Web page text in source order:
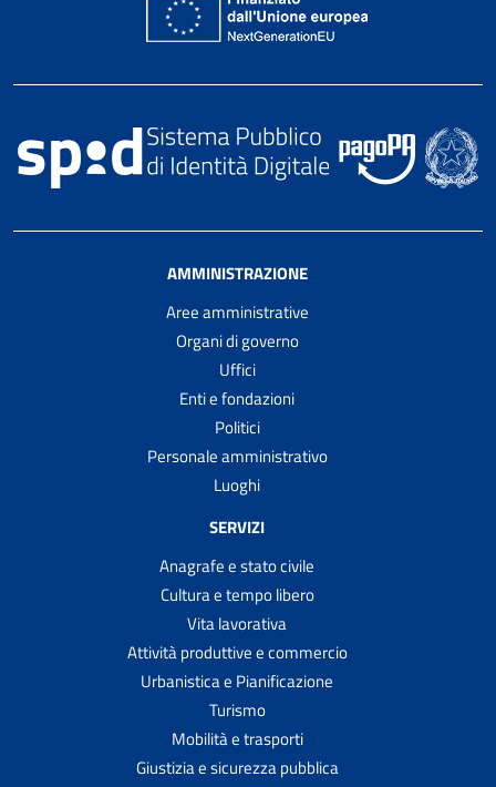
AMMINISTRAZIONE
Aree amministrative
Organi di governo
Uffici
Enti e fondazioni
Politici
Personale amministrativo
Luoghi
SERVIZI
Anagrafe e stato civile
Cultura e tempo libero
Vita lavorativa
Attività produttive e commercio
Urbanistica e Pianificazione
Turismo
Mobilità e trasporti
Giustizia e sicurezza pubblica